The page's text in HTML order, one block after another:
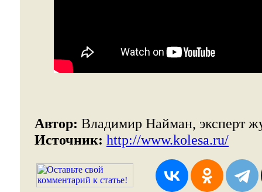
Автор: Владимир Найман, эксперт
Источник: http://www.kolesa.ru/